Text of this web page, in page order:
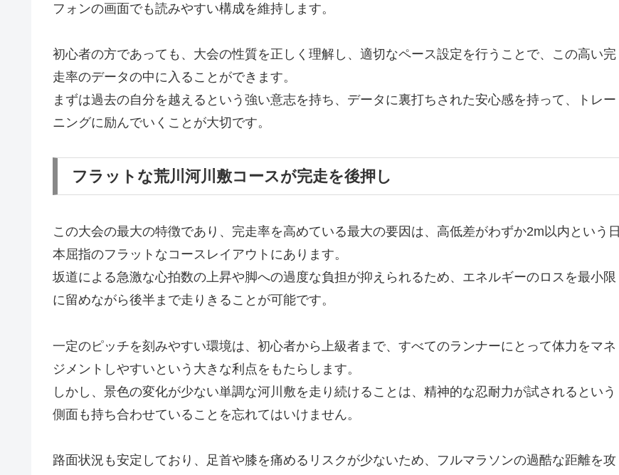
フォンの画面でも読みやすい構成を維持します。
初心者の方であっても、大会の性質を正しく理解し、適切なペース設定を行うことで、この高い完
走率のデータの中に入ることができます。
まずは過去の自分を越えるという強い意志を持ち、データに裏打ちされた安心感を持って、トレー
ニングに励んでいくことが大切です。
フラットな荒川河川敷コースが完走を後押し
この大会の最大の特徴であり、完走率を高めている最大の要因は、高低差がわずか2m以内という日
本屈指のフラットなコースレイアウトにあります。
坂道による急激な心拍数の上昇や脚への過度な負担が抑えられるため、エネルギーのロスを最小限
に留めながら後半まで走りきることが可能です。
一定のピッチを刻みやすい環境は、初心者から上級者まで、すべてのランナーにとって体力をマネ
ジメントしやすいという大きな利点をもたらします。
しかし、景色の変化が少ない単調な河川敷を走り続けることは、精神的な忍耐力が試されるという
側面も持ち合わせていることを忘れてはいけません。
路面状況も安定しており、足首や膝を痛めるリスクが少ないため、フルマラソンの過酷な距離を攻